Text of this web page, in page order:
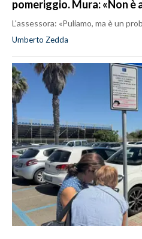
pomeriggio. Mura: «Non è
L'assessora: «Puliamo, ma è un
Umberto Zedda